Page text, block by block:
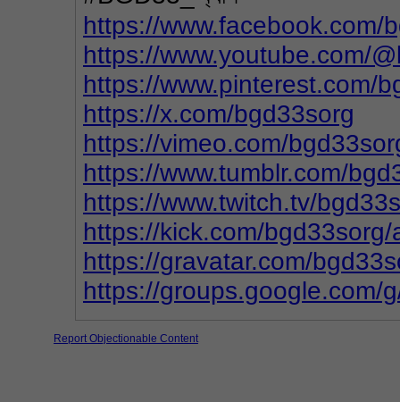
https://www.facebook.com/
https://www.youtube.com/
https://www.pinterest.com/
https://x.com/bgd33sorg
https://vimeo.com/
https://www.tumblr.com/
https://www.twitch.tv/
https://kick.com/bgd33sorg/
https://gravatar.com/
https://groups.google.com/
Report Objectionable Content